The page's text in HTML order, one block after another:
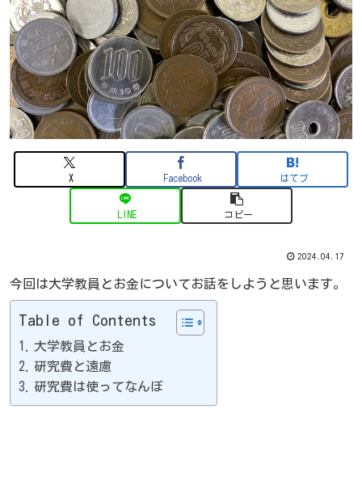
X Facebook はてブ
LINE コピー
2024.04.17
今回は大学教員とお金についてお話をしようと思います。
Table of Contents
大学教員とお金
研究費と遠慮
研究費は使ってなんぼ